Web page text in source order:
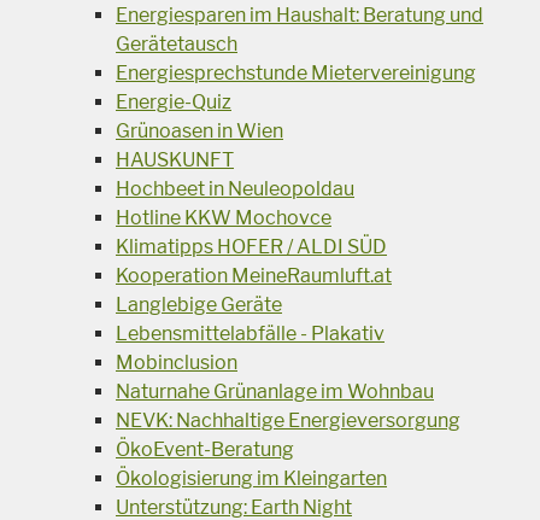
Energiesparen im Haushalt: Beratung und
Gerätetausch
Energiesprechstunde Mietervereinigung
Energie-Quiz
Grünoasen in Wien
HAUSKUNFT
Hochbeet in Neuleopoldau
Hotline KKW Mochovce
Klimatipps HOFER / ALDI SÜD
Kooperation MeineRaumluft.at
Langlebige Geräte
Lebensmittelabfälle - Plakativ
Mobinclusion
Naturnahe Grünanlage im Wohnbau
NEVK: Nachhaltige Energieversorgung
ÖkoEvent-Beratung
Ökologisierung im Kleingarten
Unterstützung: Earth Night